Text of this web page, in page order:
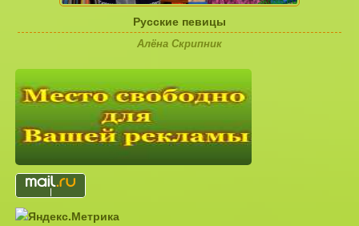
Русские певицы
Алёна Скрипник